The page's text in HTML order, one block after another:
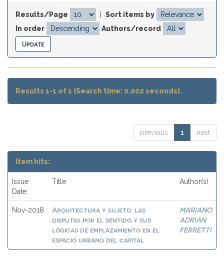
Results/Page
Sort items by
In order
Authors/record
Results 1-1 of 1 (Search time: 0.002 seconds).
previous 1 next
Item hits:
Issue
Date
Title Author(s)
Nov-2018
Arquitectura y sujeto: las
disputas por el sentido y sus
lógicas de emplazamiento en el
espacio urbano del capital
MARIANO
ADRIAN
FERRETTI